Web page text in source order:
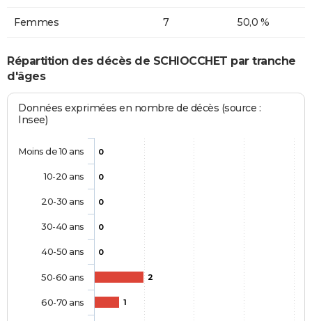
Femmes 7 50,0 %
Répartition des décès de SCHIOCCHET par tranche
d'âges
Données exprimées en nombre de décès (source :
Insee)
0
0
0
0
0
2
1
Moins de 10 ans
10-20 ans
20-30 ans
30-40 ans
40-50 ans
50-60 ans
60-70 ans